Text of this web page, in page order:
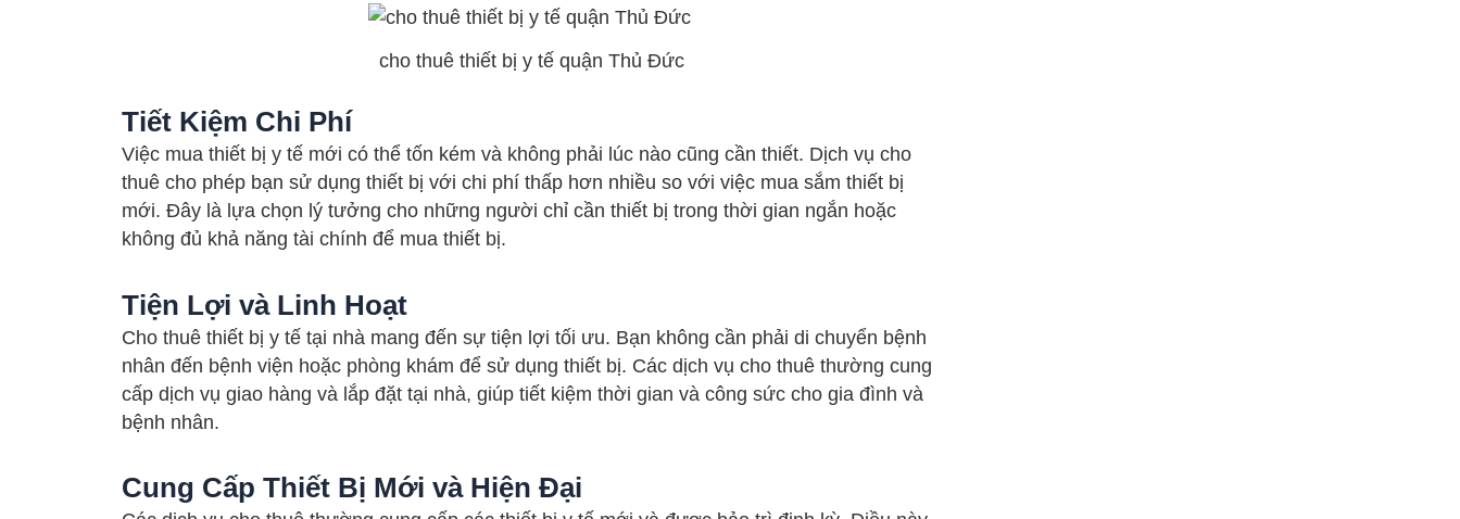
cho thuê thiết bị y tế quận Thủ Đức
Tiết Kiệm Chi Phí
Việc mua thiết bị y tế mới có thể tốn kém và không phải lúc nào cũng cần thiết. Dịch vụ cho
thuê cho phép bạn sử dụng thiết bị với chi phí thấp hơn nhiều so với việc mua sắm thiết bị
mới. Đây là lựa chọn lý tưởng cho những người chỉ cần thiết bị trong thời gian ngắn hoặc
không đủ khả năng tài chính để mua thiết bị.
Tiện Lợi và Linh Hoạt
Cho thuê thiết bị y tế tại nhà mang đến sự tiện lợi tối ưu. Bạn không cần phải di chuyển bệnh
nhân đến bệnh viện hoặc phòng khám để sử dụng thiết bị. Các dịch vụ cho thuê thường cung
cấp dịch vụ giao hàng và lắp đặt tại nhà, giúp tiết kiệm thời gian và công sức cho gia đình và
bệnh nhân.
Cung Cấp Thiết Bị Mới và Hiện Đại